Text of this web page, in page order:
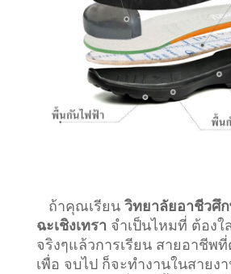
ถ้าคุณเรียน วิทยาลัยอาชีวศึ
ฉะเชิงเทรา จำเป็นไหมที่ ต้องใ
จริงๆแล้วการเรียน สายอาชีพ
เพื่อ จบไป ก็จะทำงานในสายง